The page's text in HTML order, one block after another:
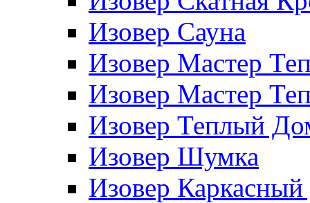
Изовер Сауна
Изовер Мастер
Изовер Мастер
Изовер Теплый
Изовер Шумка
Изовер